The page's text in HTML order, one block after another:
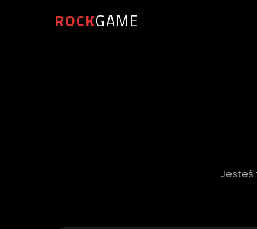
ROCKGAME
Jesteś